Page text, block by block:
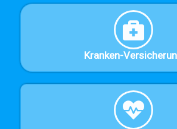
Kranken-